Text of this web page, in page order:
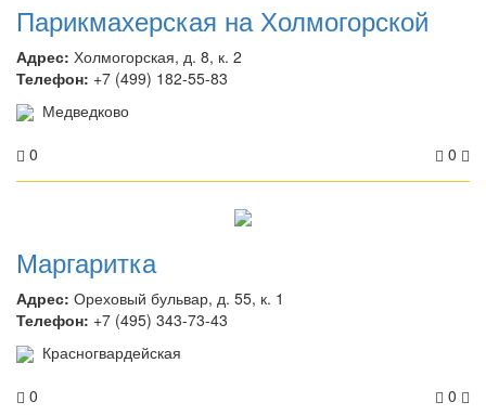
Парикмахерская на Холмогорской
Адрес: Холмогорская, д. 8, к. 2
Телефон: +7 (499) 182-55-83
Медведково
0 0
Маргаритка
Адрес: Ореховый бульвар, д. 55, к. 1
Телефон: +7 (495) 343-73-43
Красногвардейская
0 0